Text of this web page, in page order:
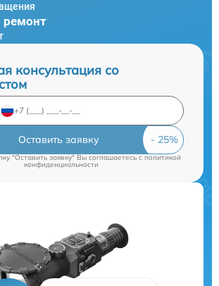
консультация со
Оставить заявку
"Оставить заявку" Вы соглашаетесь cполитикой
конфиденциальности